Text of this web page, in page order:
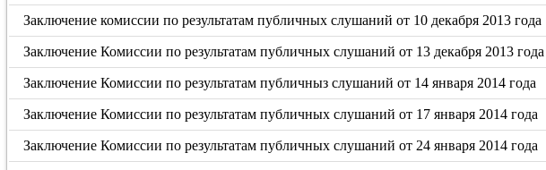
Заключение комиссии по результатам публичных слушаний от 10 декабря 2013 года
Заключение Комиссии по результатам публичных слушаний от 13 декабря 2013 года
Заключение Комиссии по результатам публичныз слушаний от 14 января 2014 года
Заключение Комиссии по результатам публичных слушаний от 17 января 2014 года
Заключение Комиссии по результатам публичных слушаний от 24 января 2014 года